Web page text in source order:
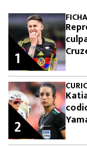
1
2